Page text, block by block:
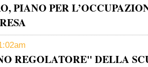
PIANO PER
REGOLATORE" DELLA